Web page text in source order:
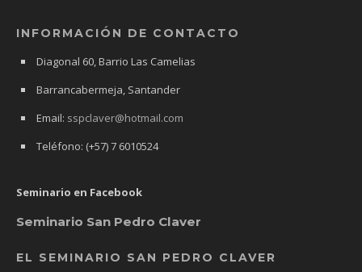
INFORMACIÓN DE CONTACTO
Diagonal 60, Barrio Las Camelias
Barrancabermeja, Santander
Email: sspclaver@hotmail.com
Teléfono: (+57) 7 6010524
Seminario en Facebook
Seminario San Pedro Claver
EL SEMINARIO SAN PEDRO CLAVER